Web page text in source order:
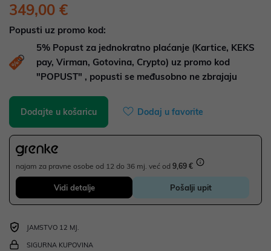
349,00 €
Popusti uz promo kod:
5% Popust za jednokratno plaćanje (Kartice, KEKS
pay, Virman, Gotovina, Crypto) uz promo kod
"POPUST" , popusti se međusobno ne zbrajaju
Dodajte u košaricu Dodaj u favorite
najam za pravne osobe od 12 do 36 mj. već od 9,69 €
Vidi detalje Pošalji upit
JAMSTVO 12 MJ.
SIGURNA KUPOVINA